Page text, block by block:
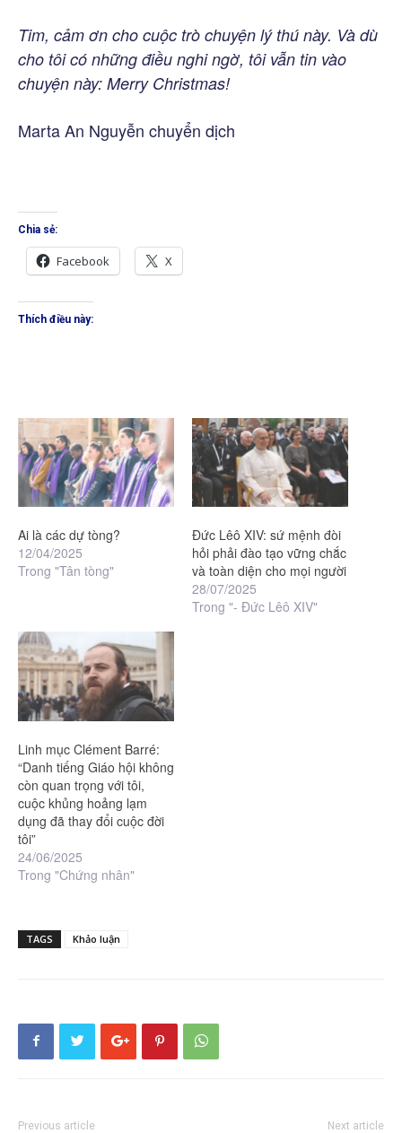
Tim, cảm ơn cho cuộc trò chuyện lý thú này. Và dù
cho tôi có những điều nghi ngờ, tôi vẫn tin vào
chuyện này: Merry Christmas!
Marta An Nguyễn chuyển dịch
Chia sẻ:
Facebook X
Thích điều này:
Ai là các dự tòng?
12/04/2025
Trong "Tân tòng"
Đức Lêô XIV: sứ mệnh đòi
hỏi phải đào tạo vững chắc
và toàn diện cho mọi người
28/07/2025
Trong "- Đức Lêô XIV"
Linh mục Clément Barré:
“Danh tiếng Giáo hội không
còn quan trọng với tôi,
cuộc khủng hoảng lạm
dụng đã thay đổi cuộc đời
tôi”
24/06/2025
Trong "Chứng nhân"
TAGS Khảo luận
Previous article Next article